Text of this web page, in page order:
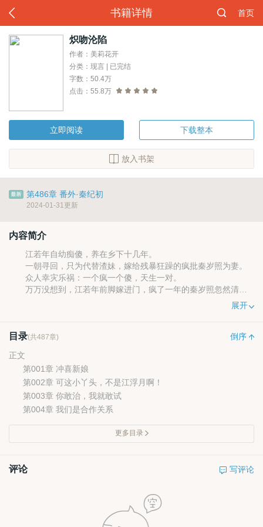
书籍详情 首页
炽吻沦陷
作者：美莉花开
分类：现言 | 已完结
字数：50.4万
点击：55.8万
立即阅读 下载整本
放入书架
第486章 番外·秦纪初
2024-01-31更新
内容简介
江若年自幼痴傻，养在乡下十几年。
一朝寻回，只为代替渣妹，嫁给残暴狂躁的疯批秦岁照为妻。
众人幸灾乐祸：一个疯一个傻，天生一对。
万万没想到，江若年前脚嫁进门，疯了一年的秦岁照忽然清醒
谁知傻子根本不傻，拳打渣爹脚踹渣妹，顺便帮秦大少把兴风
更有马甲一一曝光，顶级神医，鉴宝师，知名珠宝设计师，拍
卖会Z小姐，……更有黑客大佬哭着上门：“大佬请指点，大佬请带
飞！”
看笑话的脸都被打肿！
江若年功成身退就要跑路，却被男人堵在死角：“亲爱的，你想
展开
目录(共487章)
倒序
正文
第001章 冲喜新娘
第002章 可这小丫头，不是江浮月啊！
第003章 你敢治，我就敢试
第004章 我们是合作关系
更多目录
评论 写评论